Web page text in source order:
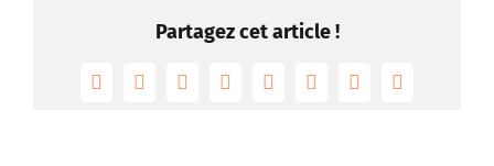
Partagez cet article !
FacebookTwitterRedditLinkedInTumblrPinterest
Vk Email